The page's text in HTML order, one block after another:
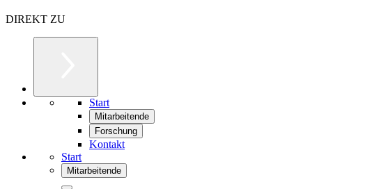
DIREKT ZU
Start
Mitarbeitende
Forschung
Kontakt
Start
Mitarbeitende